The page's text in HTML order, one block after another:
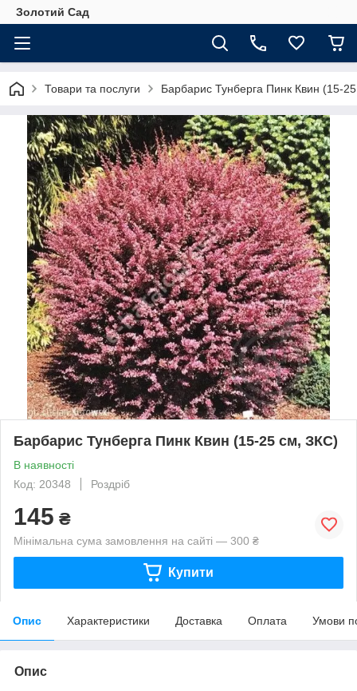
Золотий Сад
Товари та послуги Барбарис Тунберга Пинк Квин (15-
Барбарис Тунберга Пинк Квин (15-25 см, ЗКС)
В наявності
Код: 20348
Роздріб
145 ₴
Мінімальна сума замовлення на сайті — 300 ₴
Купити
Опис Характеристики Доставка Оплата Умови
Опис